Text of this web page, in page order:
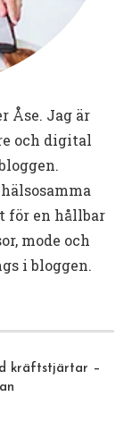
Åse. Jag är
och digital
för en hållbar
mode och
i bloggen.
kräftstjärtar –